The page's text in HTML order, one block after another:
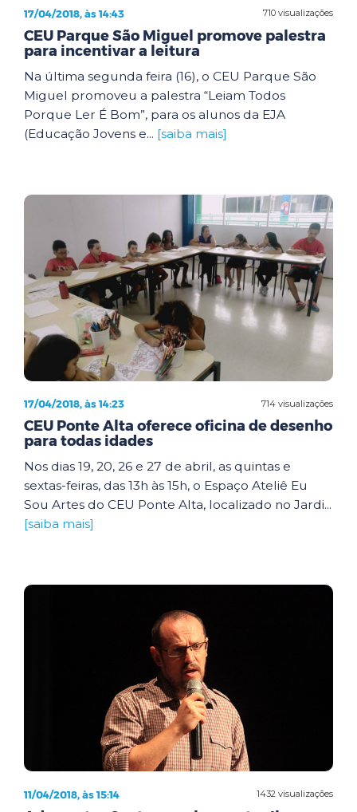
710 visualizações
17/04/2018, às 14:43
CEU Parque São Miguel promove palestra
para incentivar a leitura
Na última segunda feira (16), o CEU Parque São
Miguel promoveu a palestra “Leiam Todos
Porque Ler É Bom”, para os alunos da EJA
(Educação Jovens e... [saiba mais]
714 visualizações
17/04/2018, às 14:23
CEU Ponte Alta oferece oficina de desenho
para todas idades
Nos dias 19, 20, 26 e 27 de abril, as quintas e
sextas-feiras, das 13h às 15h, o Espaço Ateliê Eu
Sou Artes do CEU Ponte Alta, localizado no Jardi...
[saiba mais]
1432 visualizações
11/04/2018, às 15:14